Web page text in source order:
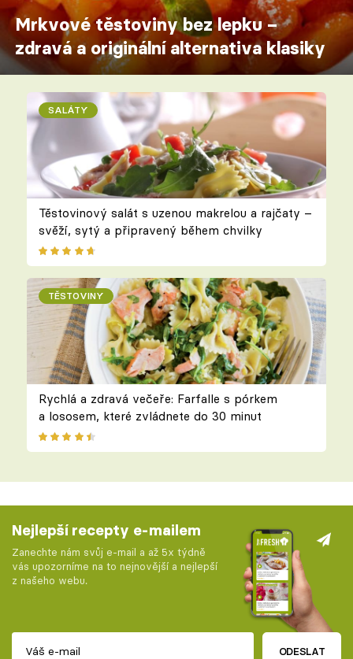
Mrkvové těstoviny bez lepku –
zdravá a originální alternativa klasiky
SALÁTY
Těstovinový salát s uzenou makrelou a rajčaty –
svěží, sytý a připravený během chvilky
TĚSTOVINY
Rychlá a zdravá večeře: Farfalle s pórkem
a lososem, které zvládnete do 30 minut
Nejlepší recepty e-mailem
Zanechte nám svůj e-mail a až 5x týdně
vás upozorníme na to nejnovější a nejlepší
z našeho webu.
ODESLAT